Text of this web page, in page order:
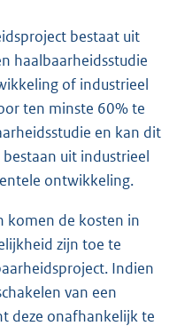
bestaat uit
haalbaarheidsstudie
of industrieel
ten minste 60% te
en kan dit
uit industrieel
ontwikkeling.
komen de kosten in
zijn toe te
Indien
van een
deze onafhankelijk te